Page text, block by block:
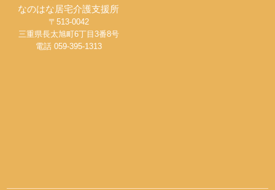
なのはな居宅介護支援所
〒513-0042
三重県長太旭町6丁目3番8号
電話 059-395-1313